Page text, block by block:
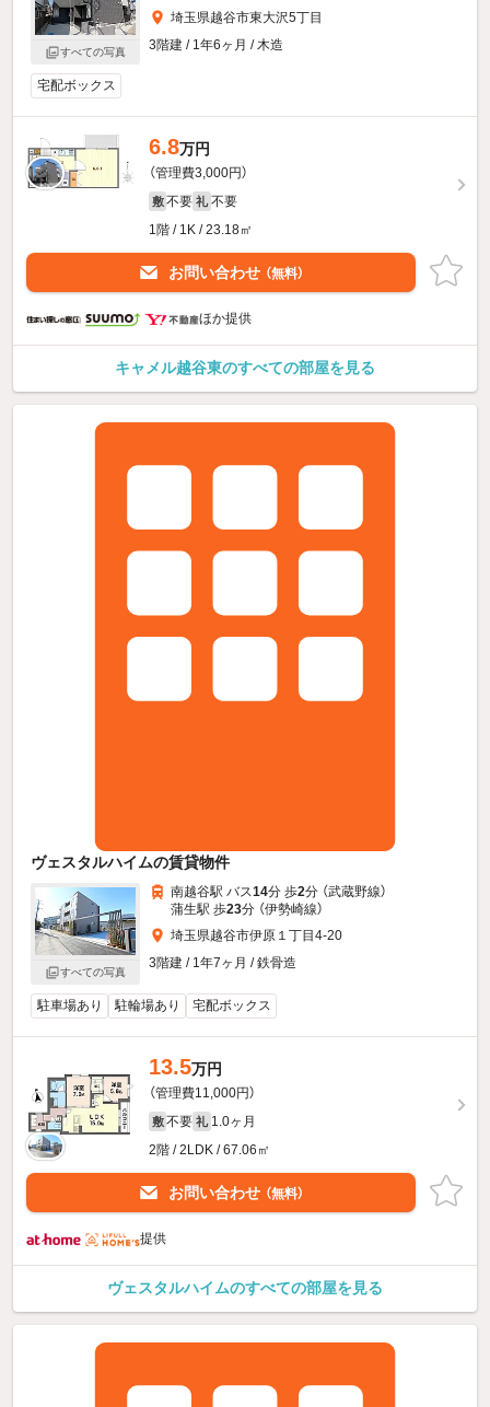
すべての写真
埼玉県越谷市東大沢5丁目
3階建 / 1年6ヶ月 / 木造
宅配ボックス
6.8万円
（管理費3,000円）
敷 不要 礼 不要
1階 / 1K / 23.18㎡
お問い合わせ （無料）
ほか提供
キャメル越谷東のすべての部屋を見る
ヴェスタルハイムの賃貸物件
すべての写真
南越谷駅 バス14分 歩2分 （武蔵野線）
蒲生駅 歩23分 （伊勢崎線）
埼玉県越谷市伊原１丁目4-20
3階建 / 1年7ヶ月 / 鉄骨造
駐車場あり 駐輪場あり 宅配ボックス
13.5万円
（管理費11,000円）
敷 不要 礼 1.0ヶ月
2階 / 2LDK / 67.06㎡
お問い合わせ （無料）
提供
ヴェスタルハイムのすべての部屋を見る